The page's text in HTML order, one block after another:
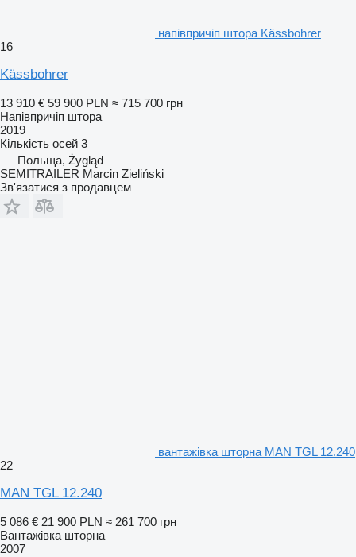
напівпричіп штора Kässbohrer
16
Kässbohrer
13 910 € 59 900 PLN ≈ 715 700 грн
Напівпричіп штора
2019
Кількість осей 3
Польща, Żygląd
SEMITRAILER Marcin Zieliński
Зв'язатися з продавцем
вантажівка шторна MAN TGL 12.240
22
MAN TGL 12.240
5 086 € 21 900 PLN ≈ 261 700 грн
Вантажівка шторна
2007